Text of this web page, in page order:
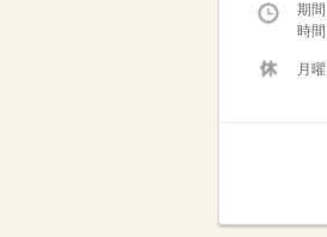
期
時
月